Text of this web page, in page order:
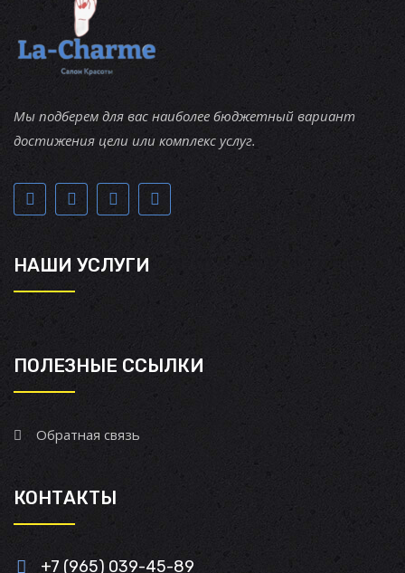
Мы подберем для вас наиболее бюджетный вариант
достижения цели или комплекс услуг.
НАШИ УСЛУГИ
ПОЛЕЗНЫЕ ССЫЛКИ
Обратная связь
КОНТАКТЫ
+7 (965) 039-45-89